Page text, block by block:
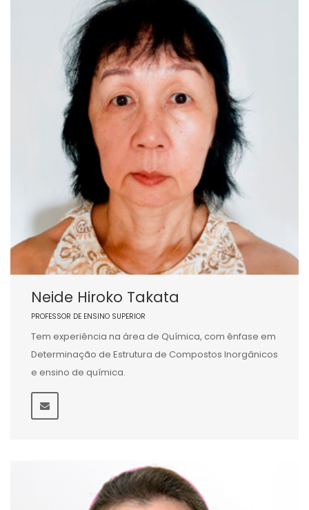
Neide Hiroko Takata
PROFESSOR DE ENSINO SUPERIOR
Tem experiência na área de Química, com ênfase em
Determinação de Estrutura de Compostos Inorgânicos
e ensino de química.